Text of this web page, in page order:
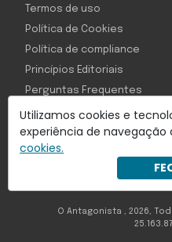
Utilizamos cookies e
experiência de navegação
cookies.
Com inteligência e tecnologia:
Object1ve - Marketing Solution
Termos de uso
Política de Cookies
Política de compliance
Princípios Editoriais
Perguntas Frequentes
O Antagonista , 2026,